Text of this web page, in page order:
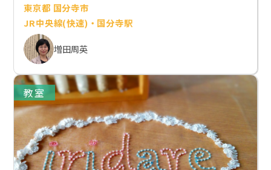
東京都 国分寺市
JR中央線(快速)・国分寺駅
増田周英
教室